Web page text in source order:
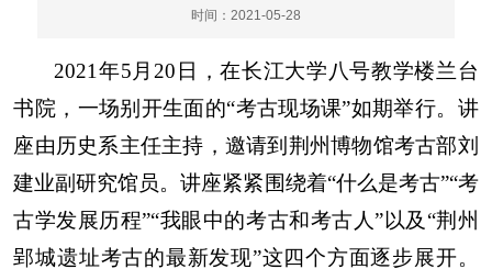
时间：2021-05-28
2021 年5 月 20 日，在长江大学八号教学楼兰台
书院，一场别开生面的“考古现场课”如期举行。讲
座由历史系主任主持，邀请到荆州博物馆考古部刘
建业副研究馆员。讲座紧紧围绕着“什么是考古”“考
古学发展历程”“我眼中的考古和考古人”以及“荆州
郢城遗址考古的最新发现”这四个方面逐步展开。